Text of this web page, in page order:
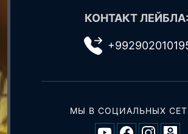
КОНТАКТ ЛЕЙБЛА:
МЫ В СОЦИАЛЬНЫХ